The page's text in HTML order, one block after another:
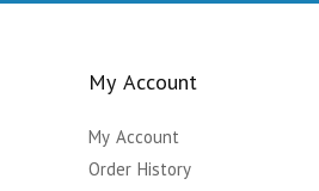
My Account
My Account
Order History